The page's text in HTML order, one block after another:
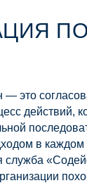
— это
действий,
в каждом
служба